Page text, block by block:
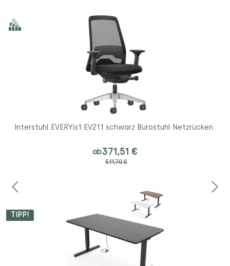
Interstuhl EVERYis1 EV211 schwarz Bürostuhl Netzrücken
ab371,51 €
511,70 €
TIPP!